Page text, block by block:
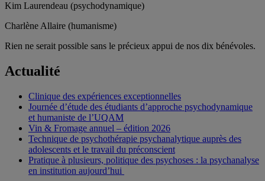
Kim Laurendeau (psychodynamique)
Charlène Allaire (humanisme)
Rien ne serait possible sans le précieux appui de nos dix bénévoles.
Actualité
Clinique des expériences exceptionnelles
Journée d’étude des étudiants d’approche psychodynamique
et humaniste de l’UQAM
Vin & Fromage annuel – édition 2026
Technique de psychothérapie psychanalytique auprès des
adolescents et le travail du préconscient
Pratique à plusieurs, politique des psychoses : la psychanalyse
en institution aujourd’hui